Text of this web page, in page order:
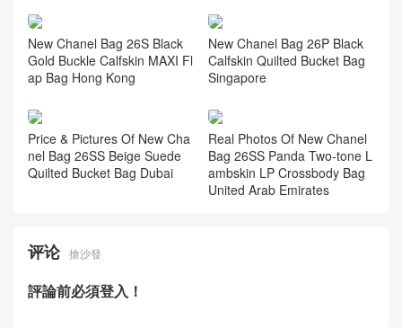
New Chanel Bag 26S Black
Gold Buckle Calfskin MAXI Fl
ap Bag Hong Kong
New Chanel Bag 26P Black
Calfskin Quilted Bucket Bag
Singapore
Price & Pictures Of New Cha
nel Bag 26SS Beige Suede
Quilted Bucket Bag Dubai
Real Photos Of New Chanel
Bag 26SS Panda Two-tone L
ambskin LP Crossbody Bag
United Arab Emirates
评论 搶沙發
評論前必須登入！